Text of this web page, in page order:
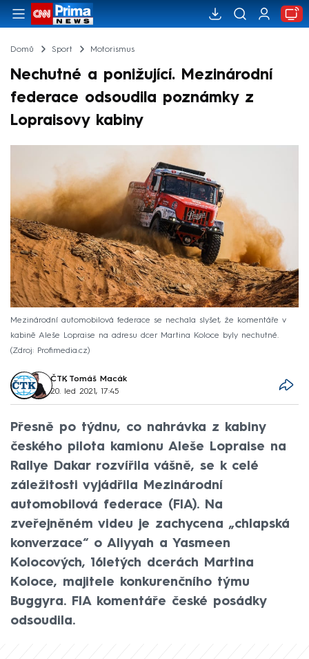
Domů Sport Motorismus
Nechutné a ponižující. Mezinárodní
federace odsoudila poznámky z
Lopraisovy kabiny
Mezinárodní automobilová federace se nechala slyšet, že komentáře v
kabině Aleše Lopraise na adresu dcer Martina Koloce byly nechutné.
Zdroj: Profimedia.cz
ČTK, Tomáš Macák
20. led 2021, 17:45
Přesně po týdnu, co nahrávka z kabiny
českého pilota kamionu Aleše Lopraise na
Rallye Dakar rozvířila vášně, se k celé
záležitosti vyjádřila Mezinárodní
automobilová federace (FIA). Na
zveřejněném videu je zachycena „chlapská
konverzace“ o Aliyyah a Yasmeen
Kolocových, 16letých dcerách Martina
Koloce, majitele konkurenčního týmu
Buggyra. FIA komentáře české posádky
odsoudila.